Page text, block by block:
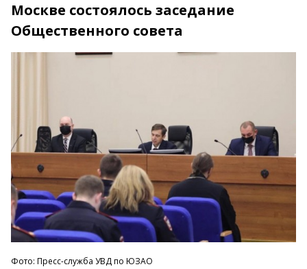
Москве состоялось заседание
Общественного совета
Фото: Пресс-служба УВД по ЮЗАО